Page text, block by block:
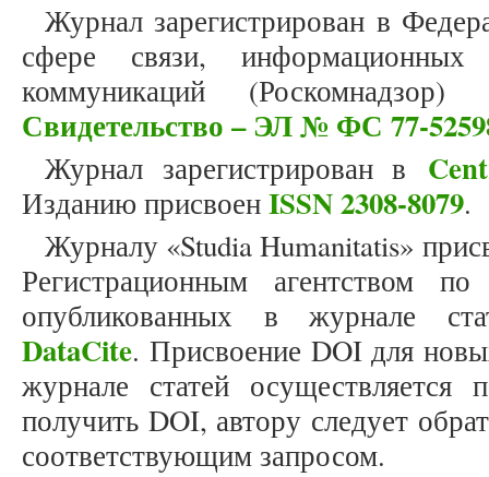
Журнал зарегистрирован в
сфере связи,
коммуникаций
Свидетельство – ЭЛ № ФС 77-
Журнал зарегистрирован в
Изданию присвоенISSN 2308-8079.
Журналу «Studia Humanitatis»
Регистрационным агентством
опубликованных в журнале
DataCite. Присвоение DOI для
журнале статей
получить DOI, автору следует
соответствующим запросом.